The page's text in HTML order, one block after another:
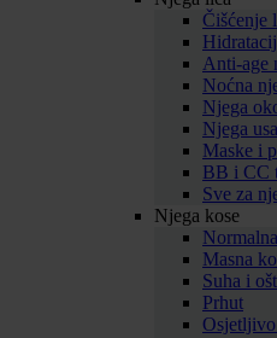
Čišćenje
Anti-age
Noćna
Njega
Njega
Maske i
BB i CC
Sve za
Njega kose
Masna
Suha i
Prhut